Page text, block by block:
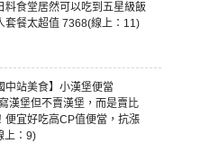
料食堂居然可以吃到五星級飯
套餐太超值 7368(線上：11)
中站美食】小漢堡便當
漢堡但不賣漢堡，而是賣比
便宜好吃高CP值便當，抗漲
上：9)